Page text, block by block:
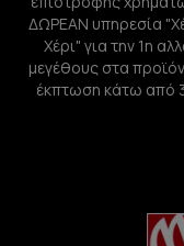
ΔΩΡΕΑΝ υπηρεσία
Χέρι" για την 1η
μεγέθους στα
έκπτωση κάτω από